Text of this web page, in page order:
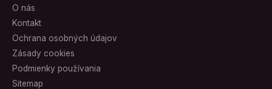
O nás
Kontakt
Ochrana osobných údajov
Zásady cookies
Podmienky používania
Sitemap